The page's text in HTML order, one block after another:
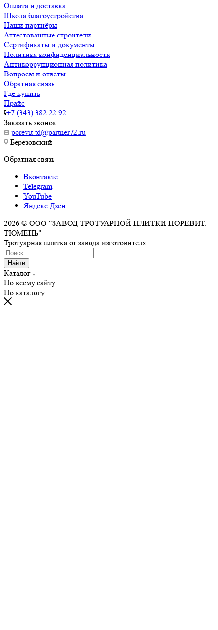
Оплата и доставка
Школа благоустройства
Наши партнёры
Аттестованные строители
Сертификаты и документы
Политика конфиденциальности
Антикоррупционная политика
Вопросы и ответы
Обратная связь
Где купить
Прайс
+7 (343) 382 22 92
Заказать звонок
porevit-td@partner72.ru
Березовский
Обратная связь
Вконтакте
Telegram
YouTube
Яндекс.Дзен
2026 © ООО "ЗАВОД ТРОТУАРНОЙ ПЛИТКИ ПОРЕВИТ.
ТЮМЕНЬ"
Тротуарная плитка от завода изготовителя.
Найти
Каталог
По всему сайту
По каталогу